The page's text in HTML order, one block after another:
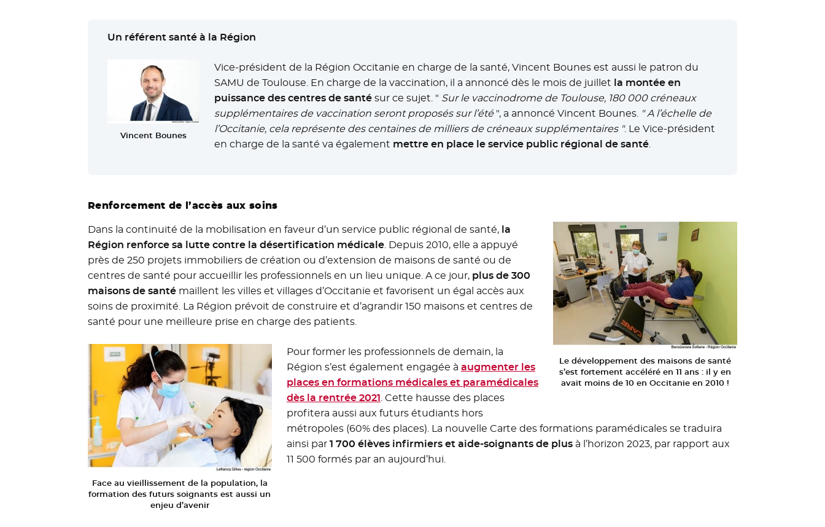
Un référent santé à la Région
Vincent Bounes
Vice-président de la Région Occitanie en charge de la santé, Vincent Bounes est aussi le patron du
SAMU de Toulouse. En charge de la vaccination, il a annoncé dès le mois de juillet la montée en
puissance des centres de santésur ce sujet. " Sur le vaccinodrome de Toulouse, 180 000 créneaux
supplémentaires de vaccination seront proposés sur l’été", a annoncé Vincent Bounes. " A l’échelle de
l’Occitanie, cela représente des centaines de milliers de créneaux supplémentaires ". Le Vice-président
en charge de la santé va également mettre en place le service public régional de santé.
Renforcement de l’accès aux soins
Le développement des maisons de santé
s’est fortement accéléré en 11 ans : il y en
avait moins de 10 en Occitanie en 2010 !
Dans la continuité de la mobilisation en faveur d’un service public régional de santé, la
Région renforce sa lutte contre la désertification médicale. Depuis 2010, elle a appuyé
près de 250 projets immobiliers de création ou d’extension de maisons de santé ou de
centres de santé pour accueillir les professionnels en un lieu unique. A ce jour, plus de 300
maisons de santémaillent les villes et villages d’Occitanie et favorisent un égal accès aux
soins de proximité. La Région prévoit de construire et d’agrandir 150 maisons et centres de
santé pour une meilleure prise en charge des patients.
Face au vieillissement de la population, la
formation des futurs soignants est aussi un
enjeu d’avenir
Pour former les professionnels de demain, la
Région s’est également engagée à augmenter les
places en formations médicales et paramédicales
dès la rentrée 2021. Cette hausse des places
profitera aussi aux futurs étudiants hors
métropoles (60% des places). La nouvelle Carte des formations paramédicales se traduira
ainsi par 1 700 élèves infirmiers et aide-soignants de plusà l’horizon 2023, par rapport aux
11 500 formés par an aujourd’hui.